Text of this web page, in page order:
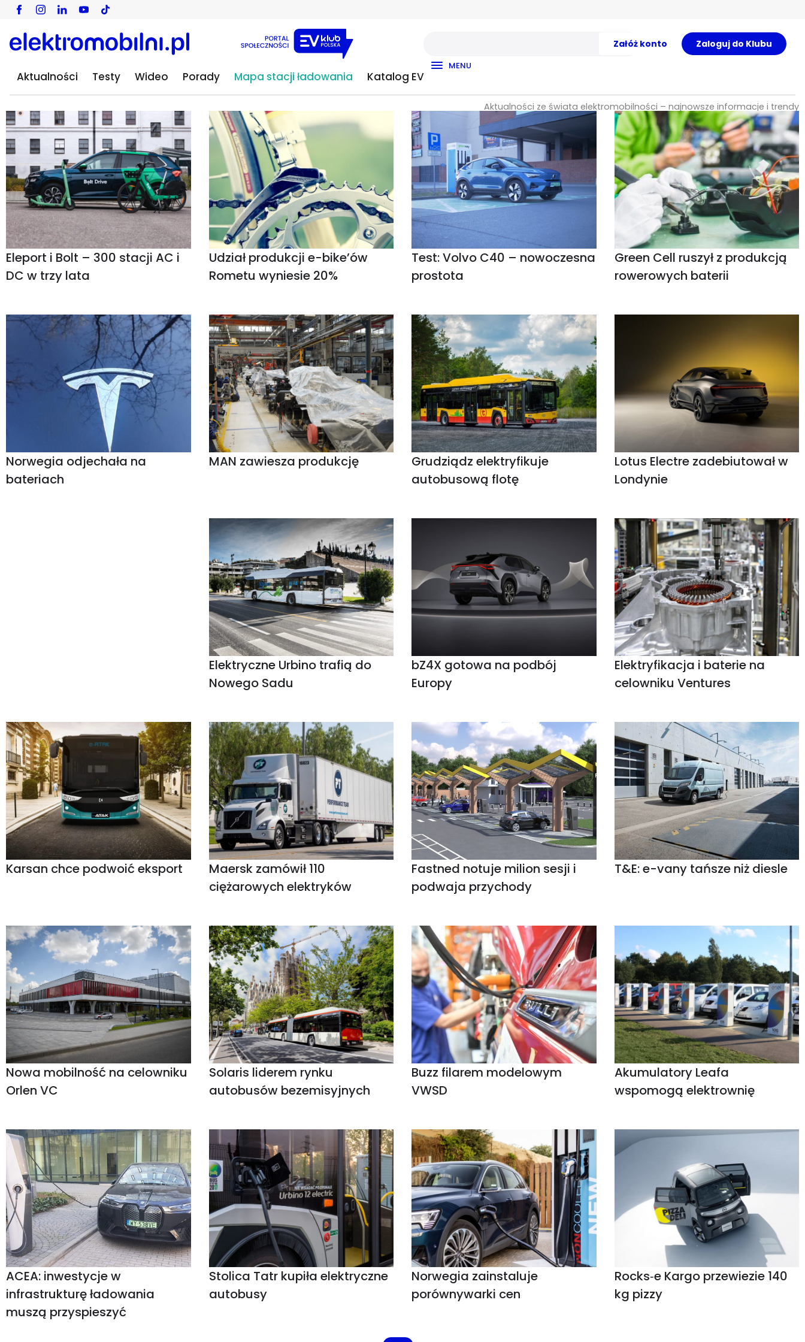
Załóż konto Zaloguj do Klubu
Aktualności Testy Wideo Porady Mapa stacji ładowania Katalog EV
MENU
Aktualności ze świata elektromobilności – najnowsze informacje i trendy
Eleport i Bolt – 300 stacji AC i
DC w trzy lata
Udział produkcji e-bike’ów
Rometu wyniesie 20%
Test: Volvo C40 – nowoczesna
prostota
Green Cell ruszył z produkcją
rowerowych baterii
Norwegia odjechała na
bateriach
MAN zawiesza produkcję
Grudziądz elektryfikuje
autobusową flotę
Lotus Electre zadebiutował w
Londynie
Elektryczne Urbino trafią do
Nowego Sadu
bZ4X gotowa na podbój
Europy
Elektryfikacja i baterie na
celowniku Ventures
Karsan chce podwoić eksport
Maersk zamówił 110
ciężarowych elektryków
Fastned notuje milion sesji i
podwaja przychody
T&E: e-vany tańsze niż diesle
Nowa mobilność na celowniku
Orlen VC
Solaris liderem rynku
autobusów bezemisyjnych
Buzz filarem modelowym
VWSD
Akumulatory Leafa
wspomogą elektrownię
ACEA: inwestycje w
infrastrukturę ładowania
muszą przyspieszyć
Stolica Tatr kupiła elektryczne
autobusy
Norwegia zainstaluje
porównywarki cen
Rocks‑e Kargo przewiezie 140
kg pizzy